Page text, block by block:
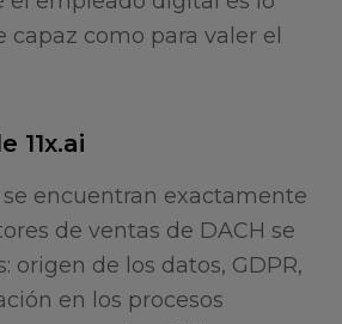
como para valer el
11x.ai
encuentran exactamente
de ventas de DACH se
origen de los datos, GDPR,
en los procesos